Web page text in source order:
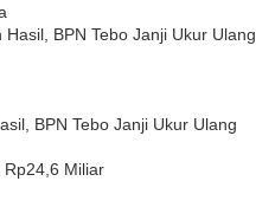
BPN Tebo Janji Ukur Ulang